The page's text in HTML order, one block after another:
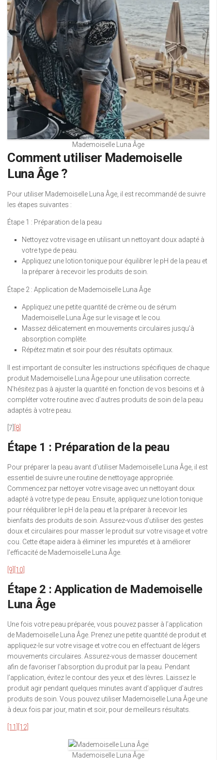
Mademoiselle Luna Âge
Comment utiliser Mademoiselle
Luna Âge ?
Pour utiliser Mademoiselle Luna Âge, il est recommandé de suivre
les étapes suivantes :
Étape 1 : Préparation de la peau
Nettoyez votre visage en utilisant un nettoyant doux adapté à
votre type de peau.
Appliquez une lotion tonique pour équilibrer le pH de la peau et
la préparer à recevoir les produits de soin.
Étape 2 : Application de Mademoiselle Luna Âge
Appliquez une petite quantité de crème ou de sérum
Mademoiselle Luna Âge sur le visage et le cou.
Massez délicatement en mouvements circulaires jusqu’à
absorption complète.
Répétez matin et soir pour des résultats optimaux.
Il est important de consulter les instructions spécifiques de chaque
produit Mademoiselle Luna Âge pour une utilisation correcte.
N’hésitez pas à ajuster la quantité en fonction de vos besoins et à
compléter votre routine avec d’autres produits de soin de la peau
adaptés à votre peau.
[7] [8]
Étape 1 : Préparation de la peau
Pour préparer la peau avant d’utiliser Mademoiselle Luna Âge, il est
essentiel de suivre une routine de nettoyage appropriée.
Commencez par nettoyer votre visage avec un nettoyant doux
adapté à votre type de peau. Ensuite, appliquez une lotion tonique
pour rééquilibrer le pH de la peau et la préparer à recevoir les
bienfaits des produits de soin. Assurez-vous d’utiliser des gestes
doux et circulaires pour masser le produit sur votre visage et votre
cou. Cette étape aidera à éliminer les impuretés et à améliorer
l’efficacité de Mademoiselle Luna Âge.
[9] [10]
Étape 2 : Application de Mademoiselle
Luna Âge
Une fois votre peau préparée, vous pouvez passer à l’application
de Mademoiselle Luna Âge. Prenez une petite quantité de produit et
appliquez-le sur votre visage et votre cou en effectuant de légers
mouvements circulaires. Assurez-vous de masser doucement
afin de favoriser l’absorption du produit par la peau. Pendant
l’application, évitez le contour des yeux et des lèvres. Laissez le
produit agir pendant quelques minutes avant d’appliquer d’autres
produits de soin. Vous pouvez utiliser Mademoiselle Luna Âge une
à deux fois par jour, matin et soir, pour de meilleurs résultats.
[11] [12]
Mademoiselle Luna Âge